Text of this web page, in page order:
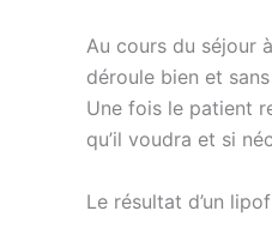
Au cours du séjour
déroule bien et
Une fois le patient
qu’il voudra et si
Le résultat d’un